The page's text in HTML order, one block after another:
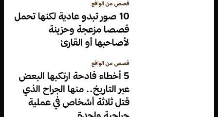
قصص من الواقع
10 صور تبدو عادية لكنها تحمل
قصصا مزعجة وحزينة
لأصاحبها أو القارئ
قصص من الواقع
5 أخطاء فادحة ارتكبها البعض
عبر التاريخ.. منها الجراح الذي
قتل ثلاثة أشخاص في عملية